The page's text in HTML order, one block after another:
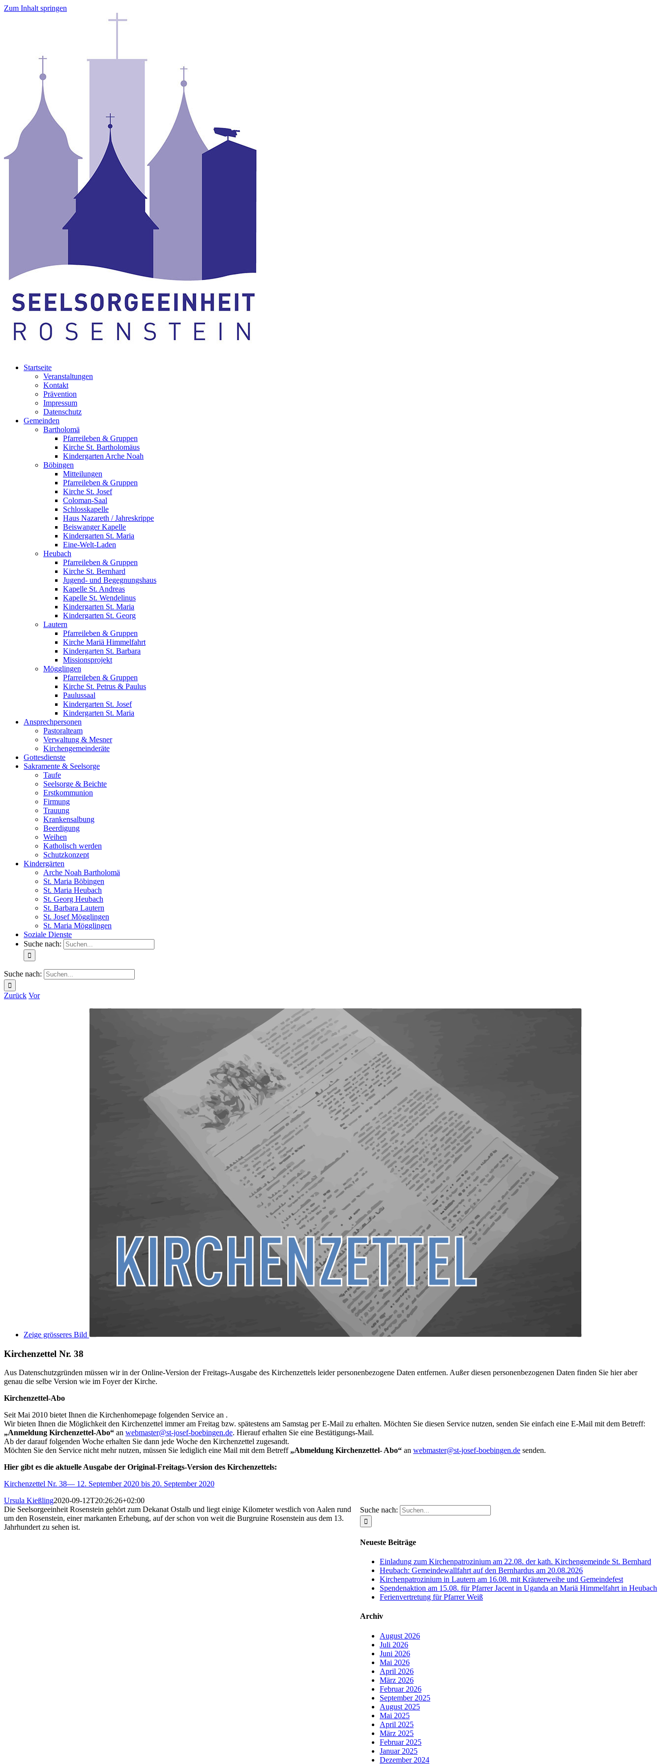
Zum Inhalt springen
Startseite
Veranstaltungen
Kontakt
Prävention
Impressum
Datenschutz
Gemeinden
Bartholomä
Pfarreileben & Gruppen
Kirche St. Bartholomäus
Kindergarten Arche Noah
Böbingen
Mitteilungen
Pfarreileben & Gruppen
Kirche St. Josef
Coloman-Saal
Schlosskapelle
Haus Nazareth / Jahreskrippe
Beiswanger Kapelle
Kindergarten St. Maria
Eine-Welt-Laden
Heubach
Pfarreileben & Gruppen
Kirche St. Bernhard
Jugend- und Begegnungshaus
Kapelle St. Andreas
Kapelle St. Wendelinus
Kindergarten St. Maria
Kindergarten St. Georg
Lautern
Pfarreileben & Gruppen
Kirche Mariä Himmelfahrt
Kindergarten St. Barbara
Missionsprojekt
Mögglingen
Pfarreileben & Gruppen
Kirche St. Petrus & Paulus
Paulussaal
Kindergarten St. Josef
Kindergarten St. Maria
Ansprechpersonen
Pastoralteam
Verwaltung & Mesner
Kirchengemeinderäte
Gottesdienste
Sakramente & Seelsorge
Taufe
Seelsorge & Beichte
Erstkommunion
Firmung
Trauung
Krankensalbung
Beerdigung
Weihen
Katholisch werden
Schutzkonzept
Kindergärten
Arche Noah Bartholomä
St. Maria Böbingen
St. Maria Heubach
St. Georg Heubach
St. Barbara Lautern
St. Josef Mögglingen
St. Maria Mögglingen
Soziale Dienste
Suche nach:
Suche nach:
Zurück Vor
Zeige grösseres Bild
Kirchenzettel Nr. 38
Aus Datenschutzgründen müssen wir in der Online-Version der Freitags-Ausgabe des Kirchenzettels leider personenbezogene Daten entfernen. Außer diesen personenbezogenen Daten finden Sie hier aber
genau die selbe Version wie im Foyer der Kirche.
Kirchenzettel-Abo
Seit Mai 2010 bietet Ihnen die Kirchenhomepage folgenden Service an .
Wir bieten Ihnen die Möglichkeit den Kirchenzettel immer am Freitag bzw. spätestens am Samstag per E-Mail zu erhalten. Möchten Sie diesen Service nutzen, senden Sie einfach eine E-Mail mit dem Betreff:
„Anmeldung Kirchenzettel-Abo“ an webmaster@st-josef-boebingen.de. Hierauf erhalten Sie eine Bestätigungs-Mail.
Ab der darauf folgenden Woche erhalten Sie dann jede Woche den Kirchenzettel zugesandt.
Möchten Sie den Service nicht mehr nutzen, müssen Sie lediglich eine Mail mit dem Betreff „Abmeldung Kirchenzettel- Abo“ an webmaster@st-josef-boebingen.de senden.
Hier gibt es die aktuelle Ausgabe der Original-Freitags-Version des Kirchenzettels:
Kirchenzettel Nr. 38— 12. September 2020 bis 20. September 2020
Ursula Kießling2020-09-12T20:26:26+02:00
Suche nach:
Neueste Beiträge
Einladung zum Kirchenpatrozinium am 22.08. der kath. Kirchengemeinde St. Bernhard
Heubach: Gemeindewallfahrt auf den Bernhardus am 20.08.2026
Kirchenpatrozinium in Lautern am 16.08. mit Kräuterweihe und Gemeindefest
Spendenaktion am 15.08. für Pfarrer Jacent in Uganda an Mariä Himmelfahrt in Heubach
Ferienvertretung für Pfarrer Weiß
Archiv
August 2026
Juli 2026
Juni 2026
Mai 2026
April 2026
März 2026
Februar 2026
September 2025
August 2025
Mai 2025
April 2025
März 2025
Februar 2025
Januar 2025
Dezember 2024
Die Seelsorgeeinheit Rosenstein gehört zum Dekanat Ostalb und liegt einige Kilometer westlich von Aalen rund
um den Rosenstein, einer markanten Erhebung, auf der schon von weit die Burgruine Rosenstein aus dem 13.
Jahrhundert zu sehen ist.